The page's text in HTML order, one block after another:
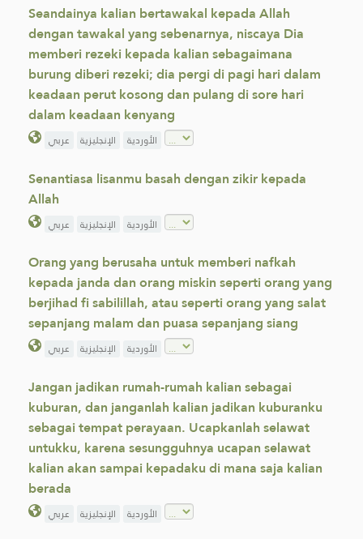
Seandainya kalian bertawakal kepada Allah
dengan tawakal yang sebenarnya, niscaya Dia
memberi rezeki kepada kalian sebagaimana
burung diberi rezeki; dia pergi di pagi hari dalam
keadaan perut kosong dan pulang di sore hari
dalam keadaan kenyang
عربي الإنجليزية الأوردية
Senantiasa lisanmu basah dengan zikir kepada
Allah
عربي الإنجليزية الأوردية
Orang yang berusaha untuk memberi nafkah
kepada janda dan orang miskin seperti orang yang
berjihad fi sabilillah, atau seperti orang yang salat
sepanjang malam dan puasa sepanjang siang
عربي الإنجليزية الأوردية
Jangan jadikan rumah-rumah kalian sebagai
kuburan, dan janganlah kalian jadikan kuburanku
sebagai tempat perayaan. Ucapkanlah selawat
untukku, karena sesungguhnya ucapan selawat
kalian akan sampai kepadaku di mana saja kalian
berada
عربي الإنجليزية الأوردية